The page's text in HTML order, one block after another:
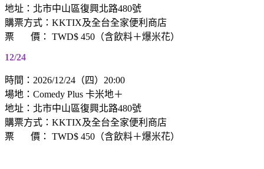
地址：北市中山區復興北路480號
購票方式：KKTIX及全台全家便利商店
票 價： TWD$ 450（含飲料＋爆米花）
12/24
時間：2026/12/24（四）20:00
場地：Comedy Plus 卡米地＋
地址：北市中山區復興北路480號
購票方式：KKTIX及全台全家便利商店
票 價： TWD$ 450（含飲料＋爆米花）